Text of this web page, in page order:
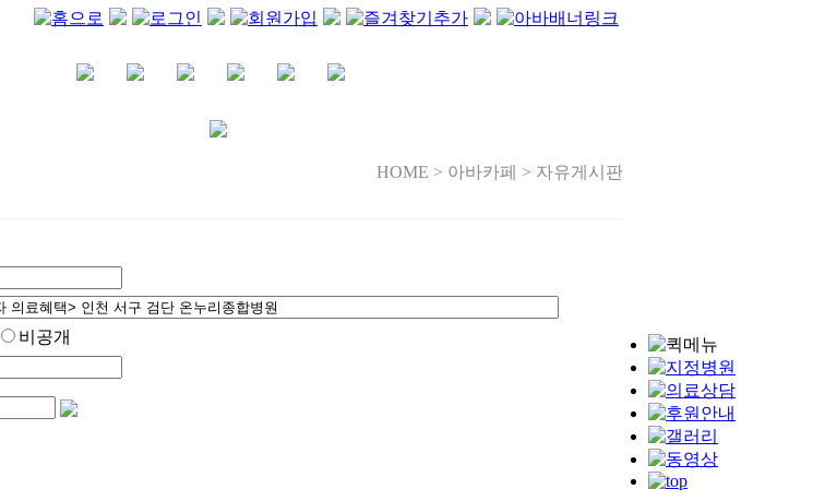
HOME > 아바카페 > 자유게시판
비공개